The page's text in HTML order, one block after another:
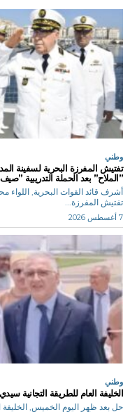
وطني
تفتيش المفرزة البحرية لسفينة
”الملاح” بعد الحملة التدريبية ”صيف-
أشرف قائد القوات البحرية,
تفتيش المفرزة...
7 أغسطس 2026
وطني
الخليفة العام للطريقة التجانية
حل بعد ظهر اليوم الخميس, الخليفة